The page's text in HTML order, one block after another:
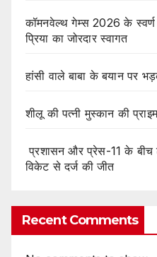
कॉमनवेल्थ गेम्स 2026 के स्वर्ण
प्रिया का जोरदार स्वागत
हांसी वाले बाबा के बयान पर
शीलू की पत्नी मुस्कान की
प्रशासन और प्रेस-11 के बीच
विकेट से दर्ज की जीत
Recent Comments